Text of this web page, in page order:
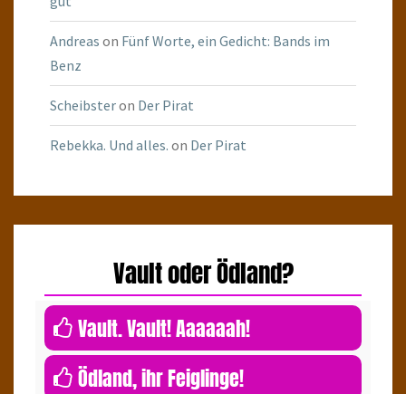
Andreas on Fünf Worte, ein Gedicht: Bands im
Benz
Scheibsteron Der Pirat
Rebekka. Und alles. on Der Pirat
Vault oder Ödland?
Vault. Vault! Aaaaaah!
Ödland, ihr Feiglinge!